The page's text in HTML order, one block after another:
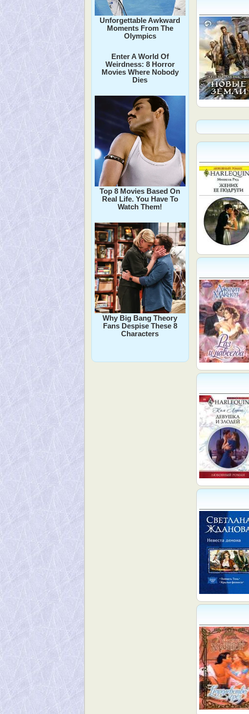
Unforgettable Awkward
Moments From The
Olympics
Enter A World Of
Weirdness: 8 Horror
Movies Where Nobody
Dies
Top 8 Movies Based On
Real Life. You Have To
Watch Them!
Why Big Bang Theory
Fans Despise These 8
Characters